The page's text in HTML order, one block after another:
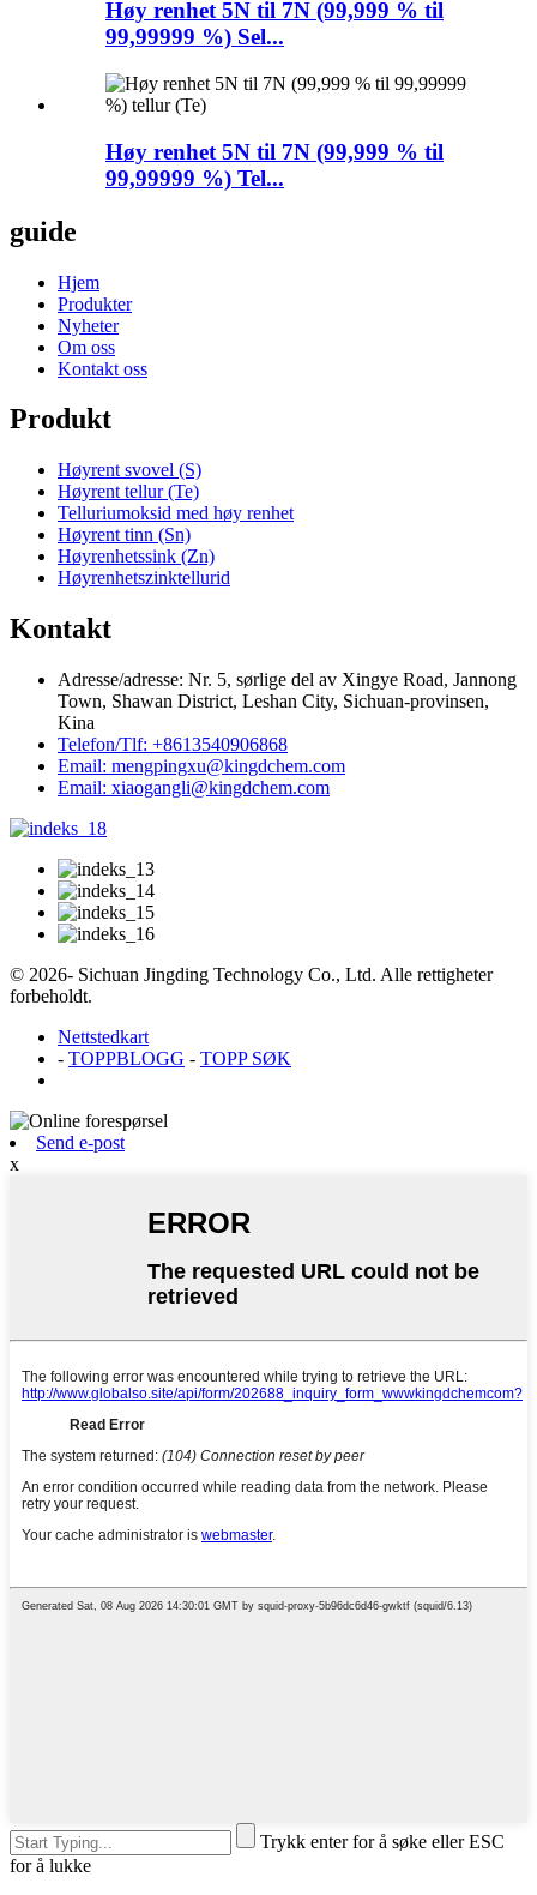
Høy renhet 5N til 7N (99,999 % til
99,99999 %) Sel...
Høy renhet 5N til 7N (99,999 % til
99,99999 %) Tel...
guide
Hjem
Produkter
Nyheter
Om oss
Kontakt oss
Produkt
Høyrent svovel (S)
Høyrent tellur (Te)
Telluriumoksid med høy renhet
Høyrent tinn (Sn)
Høyrenhetssink (Zn)
Høyrenhetszinktellurid
Kontakt
Adresse/adresse: Nr. 5, sørlige del av Xingye Road, Jannong
Town, Shawan District, Leshan City, Sichuan-provinsen,
Kina
Telefon/Tlf: +8613540906868
Email: mengpingxu@kingdchem.com
Email: xiaogangli@kingdchem.com
© 2026- Sichuan Jingding Technology Co., Ltd. Alle rettigheter
forbeholdt.
Nettstedkart
- TOPPBLOGG - TOPP SØK
Send e-post
x
Trykk enter for å søke eller ESC
for å lukke